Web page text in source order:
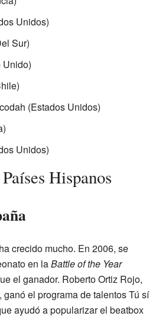
Unidos)
Sur)
Unido)
(Estados Unidos)
Unidos)
Hispanos
crecido mucho. En 2006, se
en laBattle of the Year
el ganador. Roberto Ortiz Rojo,
el programa de talentos Tú sí
ayudó a popularizar el beatbox